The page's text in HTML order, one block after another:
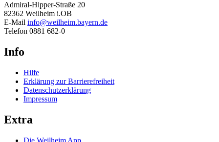
Admiral-Hipper-Straße 20
82362 Weilheim i.OB
E-Mail info@weilheim.bayern.de
Telefon 0881 682-0
Info
Hilfe
Erklärung zur Barrierefreiheit
Datenschutzerklärung
Impressum
Extra
Die Weilheim App